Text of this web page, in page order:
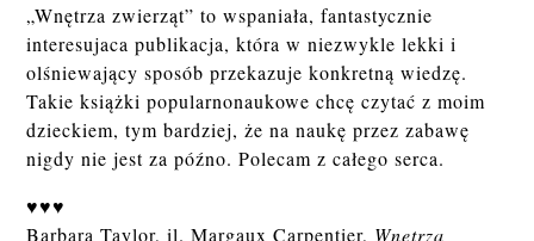
„Wnętrza zwierząt” to wspaniała, fantastycznie
interesujaca publikacja, która w niezwykle lekki i
olśniewający sposób przekazuje konkretną wiedzę.
Takie książki popularnonaukowe chcę czytać z moim
dzieckiem, tym bardziej, że na naukę przez zabawę
nigdy nie jest za późno. Polecam z całego serca.
♥♥♥
Barbara Taylor, il. Margaux Carpentier, Wnętrza